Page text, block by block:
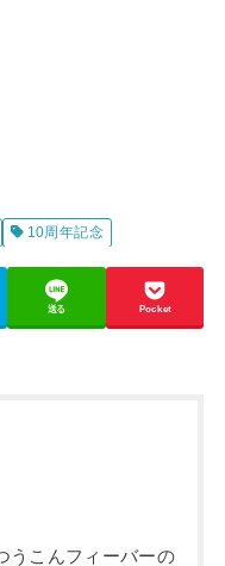
10周年記念
送る Pocket
うこんフィーバーの